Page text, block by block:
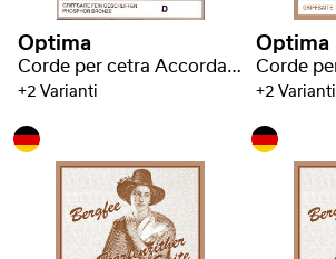
Optima
Corde per cetra Accordatura Bavarese
+2 Varianti
Optima
+2 Varianti